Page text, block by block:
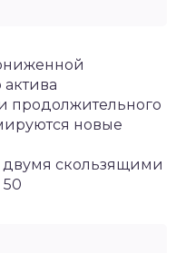
продолжительного
новые
двумя скользящими